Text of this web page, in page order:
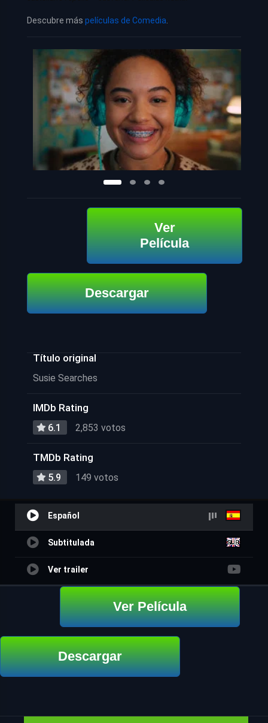
Descubre más películas de Comedia
Ver
Película
Descargar
Título original
Susie Searches
IMDb Rating
6.1 2,853 votos
TMDb Rating
5.9 149 votos
Español
Subtitulada
Ver trailer
Ver Película
Descargar